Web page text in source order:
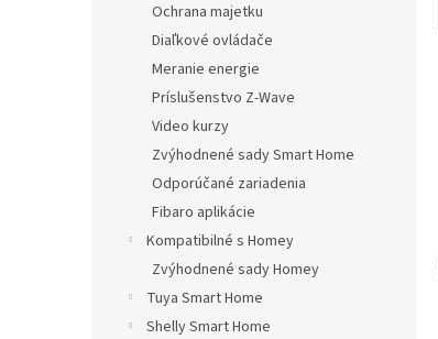
Ochrana majetku
Diaľkové ovládače
Meranie energie
Príslušenstvo Z-Wave
Video kurzy
Zvýhodnené sady Smart Home
Odporúčané zariadenia
Fibaro aplikácie
Kompatibilné s Homey
Zvýhodnené sady Homey
Tuya Smart Home
Shelly Smart Home